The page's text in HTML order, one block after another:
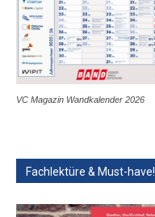
VC Magazin Wandkalender 2026
Fachlektüre & Must-have!